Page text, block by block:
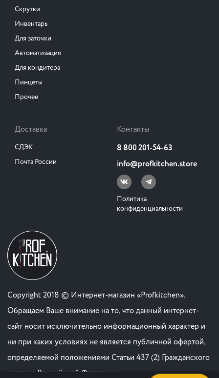
Скрутки
Инвентарь
Для заточки
Автоматизация
Для кондитера
Пинцеты
Прочее
Доставка
СДЭК
Почта России
Контакты
8 800 201-54-63
info@profkitchen.store
Политика
конфиденциальности
Copyright 2018 © Интернет-магазин «Profkitchen».
Обращаем Ваше внимание на то, что данный интернет-
сайт носит исключительно информационный характер и
ни при каких условиях не является публичной офертой,
определяемой положениями Статьи 437 (2) Гражданского
кодекса Российской Федерации. .